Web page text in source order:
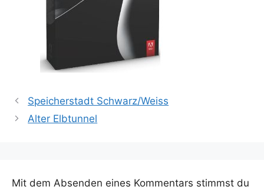
Speicherstadt Schwarz/Weiss
Alter Elbtunnel
Mit dem Absenden eines Kommentars stimmst du